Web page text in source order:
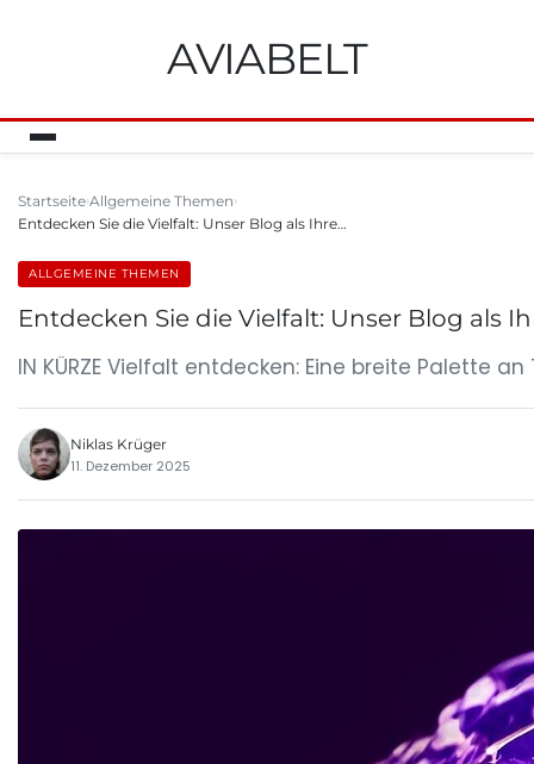
AVIABELT
Startseite Allgemeine Themen
Entdecken Sie die Vielfalt: Unser Blog als Ihre…
ALLGEMEINE THEMEN
Entdecken Sie die Vielfalt: Unser Blog als
IN KÜRZE Vielfalt entdecken: Eine breite Palette
Niklas Krüger
11. Dezember 2025